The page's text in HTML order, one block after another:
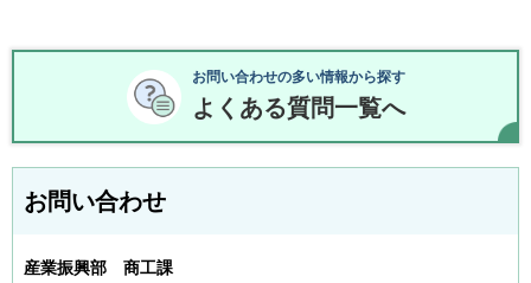
お問い合わせの多い情報から探す
よくある質問一覧へ
お問い合わせ
産業振興部 商工課